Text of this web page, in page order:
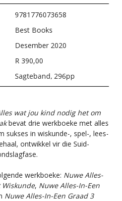
9781776073658
Best Books
Desember 2020
R 390,00
Sagteband, 296pp
wat jou kind nodig het om
bevat drie werkboeke met alles
sukses in wiskunde-, spel-, lees-
ontwikkel vir die Suid-
werkboeke: Nuwe Alles-
Wiskunde, Nuwe Alles-In-Een
Nuwe Alles-In-Een Graad 3